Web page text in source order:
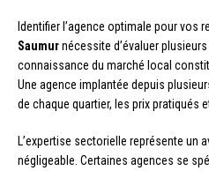
Identifier l’agence optimale pour vos
Saumurnécessite d’évaluer
connaissance du marché local
Une agence implantée depuis
de chaque quartier, les prix pratiqués
L’expertise sectorielle représente un
négligeable. Certaines agences se